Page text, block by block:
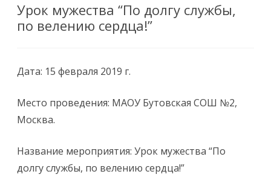
Урок мужества “По долгу службы,
по велению сердца!”
Дата: 15 февраля 2019 г.
Место проведения: МАОУ Бутовская СОШ №2,
Москва.
Название мероприятия: Урок мужества “По
долгу службы, по велению сердца!”